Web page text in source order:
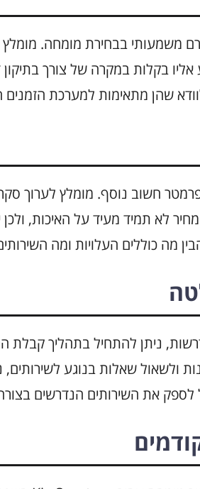
משמעותי בבחירת מומחה.
אליו בקלות במקרה של צורך
שהן מתאימות למערכת הזמנים
חשוב נוסף. מומלץ לערוך סקר
לא תמיד מעיד על האיכות,
מה כוללים העלויות ומה
ניתן להתחיל בתהליך קבלת
ולשאול שאלות בנוגע לשירותים,
לספק את השירותים הנדרשים